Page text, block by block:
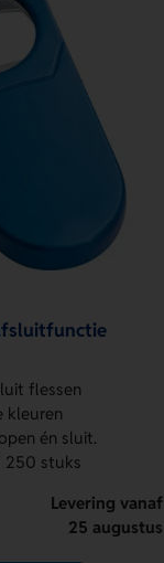
flessen
kleuren
én sluit.
250 stuks
Levering vanaf
25 augustus